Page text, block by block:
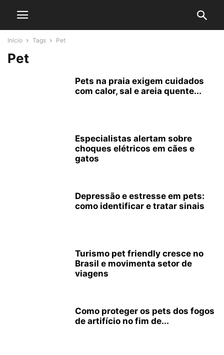
Início Tags Pet
Pet
Pets na praia exigem cuidados
com calor, sal e areia quente...
Especialistas alertam sobre
choques elétricos em cães e
gatos
Depressão e estresse em pets:
como identificar e tratar sinais
Turismo pet friendly cresce no
Brasil e movimenta setor de
viagens
Como proteger os pets dos fogos
de artifício no fim de...